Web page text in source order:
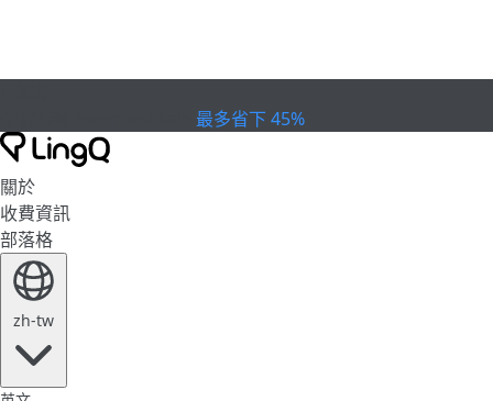
最多省下 45%
關於
收費資訊
部落格
zh-tw